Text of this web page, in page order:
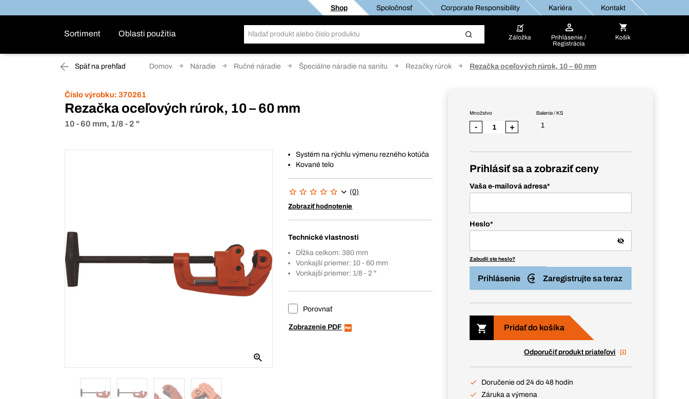
Shop Spoločnosť Corporate Responsibility Kariéra Kontakt
Sortiment Oblasti použitia Záložka
Prihlásenie /
Registrácia
Košík
Späť na prehľad Domov Náradie Ručné náradie Špeciálne náradie na sanitu Rezačky rúrok Rezačka oceľových rúrok, 10 – 60 mm
Číslo výrobku: 370261
Rezačka oceľových rúrok, 10 – 60 mm
10 - 60 mm, 1/8 - 2 "
Systém na rýchlu výmenu rezného kotúča
Kované telo
(0)
Zobraziť hodnotenie
Technické vlastnosti
Dĺžka celkom: 380 mm
Vonkajší priemer: 10 - 60 mm
Vonkajší priemer: 1/8 - 2 "
Porovnať
Zobrazenie PDF
Balenie / KS
1
Množstvo
- +
Prihlásiť sa a zobraziť ceny
Vaša e-mailová adresa*
Heslo*
Zabudli ste heslo?
Prihlásenie Zaregistrujte sa teraz
Pridať do košíka
Odporučiť produkt priateľovi
Doručenie od 24 do 48 hodín
Záruka a výmena